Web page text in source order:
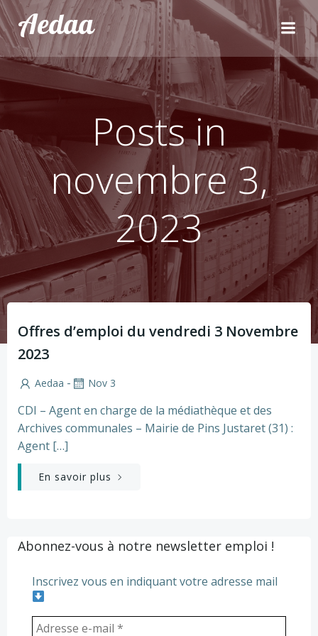
Aller
au
contenu
Aedaa
Posts in
novembre 3,
2023
Offres d’emploi du vendredi 3 Novembre
2023
Aedaa - Nov 3
CDI – Agent en charge de la médiathèque et des
Archives communales – Mairie de Pins Justaret (31) :
Agent […]
En savoir plus
Abonnez-vous à notre newsletter emploi !
Inscrivez vous en indiquant votre adresse mail